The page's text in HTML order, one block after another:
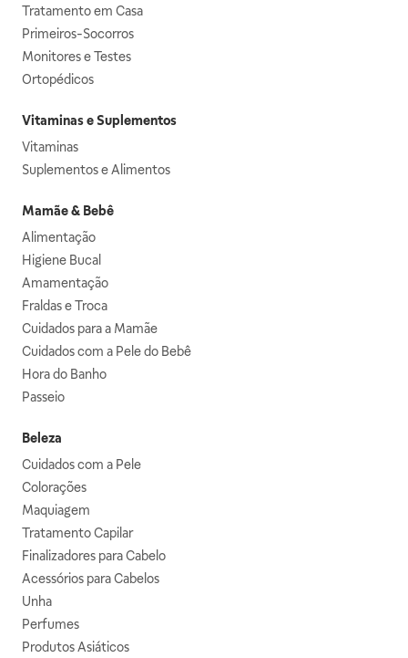
Tratamento em Casa
Primeiros-Socorros
Monitores e Testes
Ortopédicos
Vitaminas e Suplementos
Vitaminas
Suplementos e Alimentos
Mamãe & Bebê
Alimentação
Higiene Bucal
Amamentação
Fraldas e Troca
Cuidados para a Mamãe
Cuidados com a Pele do Bebê
Hora do Banho
Passeio
Beleza
Cuidados com a Pele
Colorações
Maquiagem
Tratamento Capilar
Finalizadores para Cabelo
Acessórios para Cabelos
Unha
Perfumes
Produtos Asiáticos